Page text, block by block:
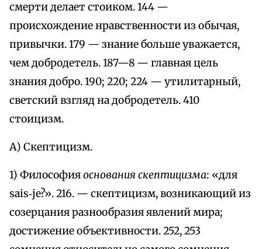
смерти делает стоиком. 144 —
происхождение нравственности из обычая,
привычки. 179 — знание больше уважается,
чем добродетель. 187—8 — главная цель
знания добро. 190; 220; 224 — утилитарный,
светский взгляд на добродетель. 410
стоицизм.
А) Скептицизм.
1) Философияоснования скептицизма: «для
sais‑je?». 216. — скептицизм, возникающий из
созерцания разнообразия явлений мира;
достижение объективности. 252, 253